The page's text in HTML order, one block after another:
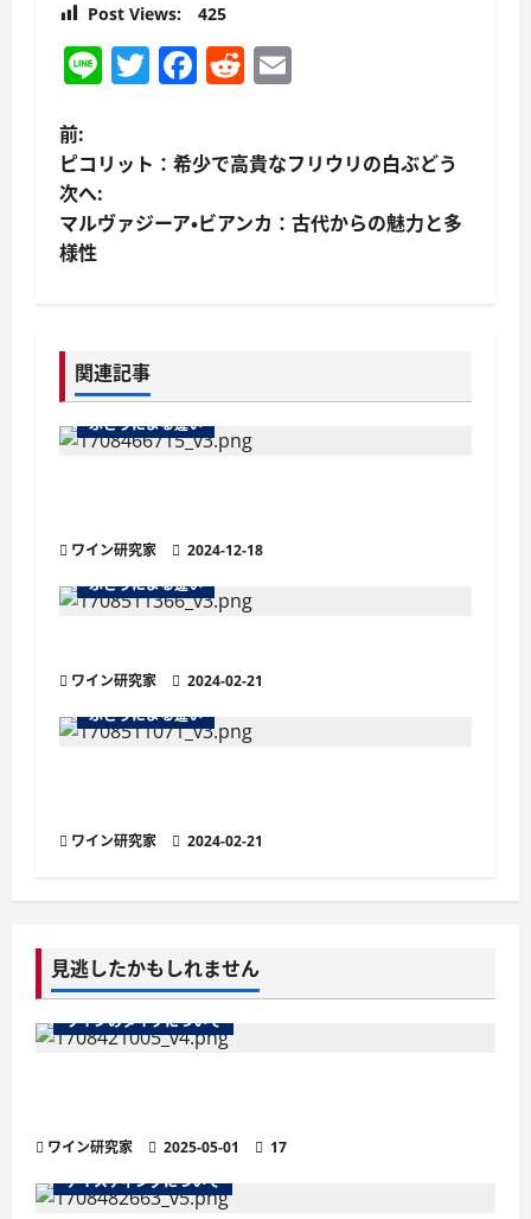
Post Views: 425
LineTwitter
Facebook
Reddit
投
稿
ナ
ゲ
ー
シ
ン
前:
ピコリット：希少で高貴なフリウリの白ぶどう
次へ:
マルヴァジーア・ビアンカ：古代からの魅力と多
様性
関連記事
ぶどうによる違い
ワイン研究家
2024-12-18
ぶどうによる違い
ワイン研究家
2024-02-21
ぶどうによる違い
ワイン研究家 2024-02-21
見逃したかもしれません
ワインのタイプについて
ワイン研究家 2025-05-01
17
テイスティングについて